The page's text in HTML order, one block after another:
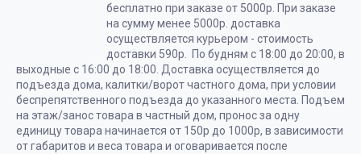
бесплатно при заказе от 5000р. При заказе
на сумму менее 5000р. доставка
осуществляется курьером - стоимость
доставки 590р. По будням с 18:00 до 20:00, в
выходные с 16:00 до 18:00. Доставка осуществляется до
подъезда дома, калитки/ворот частного дома, при условии
беспрепятственного подъезда до указанного места. Подъем
на этаж/занос товара в частный дом, пронос за одну
единицу товара начинается от 150р до 1000р, в зависимости
от габаритов и веса товара и оговаривается после